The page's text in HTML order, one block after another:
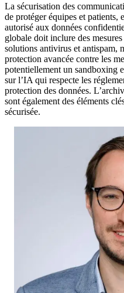
La sécurisation des
de protéger équipes et patients,
autorisé aux données
globale doit inclure des
solutions antivirus et antispam,
protection avancée contre les
potentiellement un sandboxing
sur l’IA qui respecte les
protection des données.
sont également des éléments
sécurisée.